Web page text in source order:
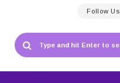
Follow Us